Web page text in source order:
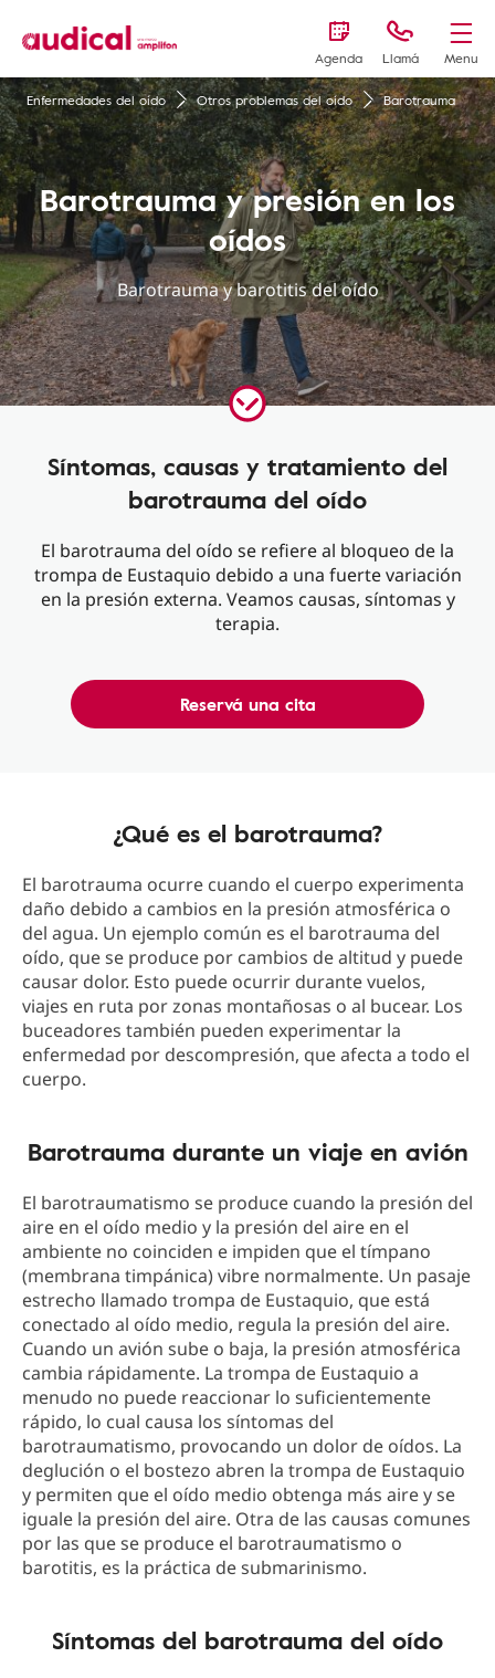
Agenda Llamá Menu
Enfermedades del oído Otros problemas del oído Barotrauma
Barotrauma y presión en los
oídos
Barotrauma y barotitis del oído
Síntomas, causas y tratamiento del
barotrauma del oído
El barotrauma del oído se refiere al bloqueo de la
trompa de Eustaquio debido a una fuerte variación
en la presión externa. Veamos causas, síntomas y
terapia.
Reservá una cita
¿Qué es el barotrauma?
El barotrauma ocurre cuando el cuerpo experimenta
daño debido a cambios en la presión atmosférica o
del agua. Un ejemplo común es el barotrauma del
oído, que se produce por cambios de altitud y puede
causar dolor. Esto puede ocurrir durante vuelos,
viajes en ruta por zonas montañosas o al bucear. Los
buceadores también pueden experimentar la
enfermedad por descompresión, que afecta a todo el
cuerpo.
Barotrauma durante un viaje en avión
El barotraumatismo se produce cuando la presión del
aire en el oído medio y la presión del aire en el
ambiente no coinciden e impiden que el tímpano
(membrana timpánica) vibre normalmente. Un pasaje
estrecho llamado trompa de Eustaquio, que está
conectado al oído medio, regula la presión del aire.
Cuando un avión sube o baja, la presión atmosférica
cambia rápidamente. La trompa de Eustaquio a
menudo no puede reaccionar lo suficientemente
rápido, lo cual causa los síntomas del
barotraumatismo, provocando un dolor de oídos. La
deglución o el bostezo abren la trompa de Eustaquio
y permiten que el oído medio obtenga más aire y se
iguale la presión del aire. Otra de las causas comunes
por las que se produce el barotraumatismo o
barotitis, es la práctica de submarinismo.
Síntomas del barotrauma del oído